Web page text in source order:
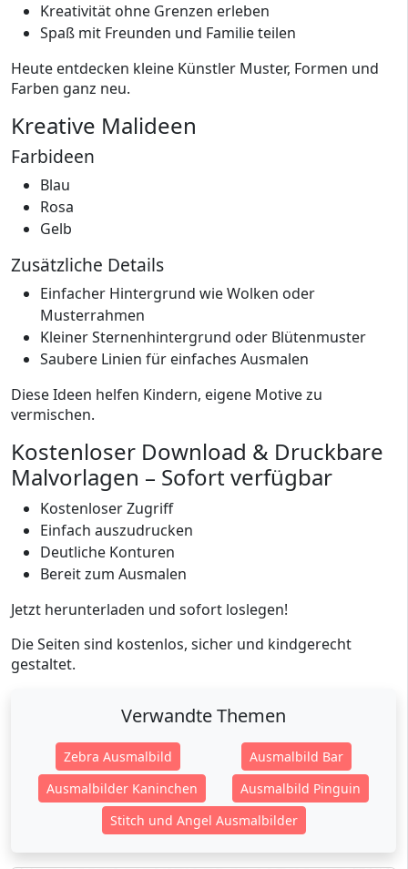
Kreativität ohne Grenzen erleben
Spaß mit Freunden und Familie teilen
Heute entdecken kleine Künstler Muster, Formen und
Farben ganz neu.
Kreative Malideen
Farbideen
Blau
Rosa
Gelb
Zusätzliche Details
Einfacher Hintergrund wie Wolken oder
Musterrahmen
Kleiner Sternenhintergrund oder Blütenmuster
Saubere Linien für einfaches Ausmalen
Diese Ideen helfen Kindern, eigene Motive zu
vermischen.
Kostenloser Download & Druckbare
Malvorlagen – Sofort verfügbar
Kostenloser Zugriff
Einfach auszudrucken
Deutliche Konturen
Bereit zum Ausmalen
Jetzt herunterladen und sofort loslegen!
Die Seiten sind kostenlos, sicher und kindgerecht
gestaltet.
Verwandte Themen
Zebra Ausmalbild
Ausmalbild Bar
Ausmalbilder Kaninchen
Ausmalbild Pinguin
Stitch und Angel Ausmalbilder